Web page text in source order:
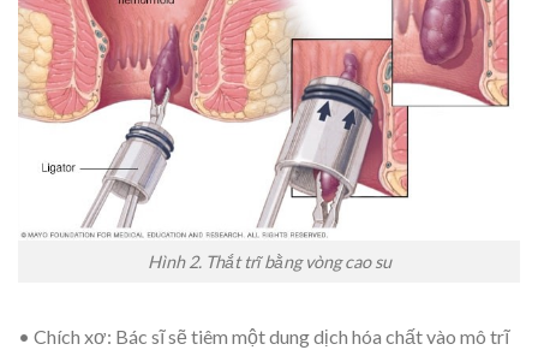
Hình 2.Thắt trĩ bằng vòng cao su
• Chích xơ: Bác sĩ sẽ tiêm một dung dịch hóa chất vào mô trĩ